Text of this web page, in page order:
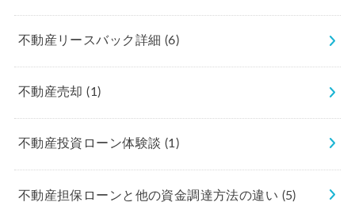
不動産リースバック詳細 (6)
不動産売却(1)
不動産投資ローン体験談 (1)
不動産担保ローンと他の資金調達方法の違い (5)